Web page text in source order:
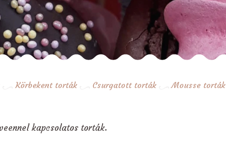
Körbekent torták Csurgatott torták Mousse torták
kapcsolatos torták.